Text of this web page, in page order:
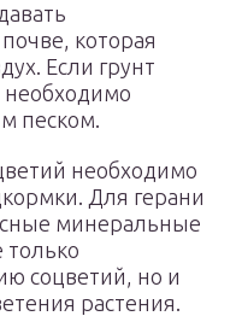
которая
Если грунт
необходимо
песком.
необходимо
Для герани
минеральные
только
соцветий, но и
растения.